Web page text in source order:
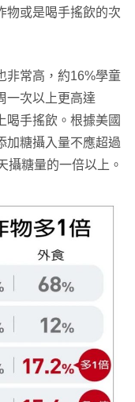
物或是喝手搖飲的次
非常高，約16%學童
一次以上更高達
喝手搖飲。根據美國
加糖攝入量不應超過
攝糖量的一倍以上。